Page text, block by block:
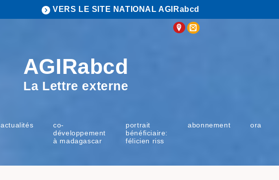
VERS LE SITE NATIONAL AGIRabcd
AGIRabcd
La Lettre externe
actualités
co-
développement
à madagascar
portrait
bénéficiaire:
félicien riss
abonnement ora